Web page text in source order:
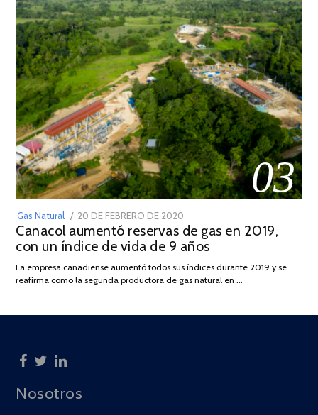
03
Gas Natural
POSTED
ON
20 DE FEBRERO DE 2020
DE
JULIO
2025
Canacol aumentó reservas de gas en 2019,
con un índice de vida de 9 años
La empresa canadiense aumentó todos sus índices durante 2019 y se
reafirma como la segunda productora de gas natural en …
Nosotros